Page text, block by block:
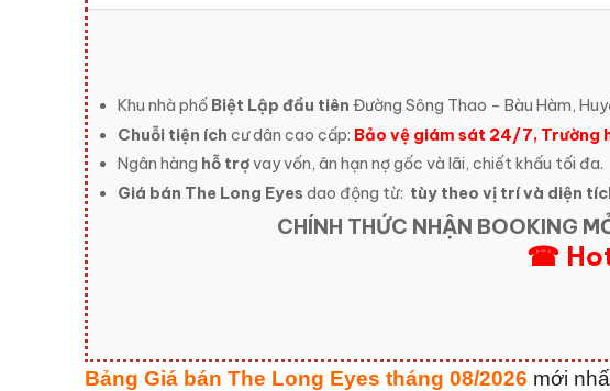
Khu nhà phố Biệt Lập đầu tiên Đường Sông Thao – Bàu Hàm,
Chuỗi tiện ích cư dân cao cấp: Bảo vệ giám sát 24/7, Trường
Ngân hàng hỗ trợvay vốn, ân hạn nợ gốc và lãi, chiết khấu tối đa.
Giá bán The Long Eyes dao động từ: tùy theo vị trí và diện
CHÍNH THỨC NHẬN BOOKING
☎
Bảng Giá bán The Long Eyes tháng 08/2026 mới